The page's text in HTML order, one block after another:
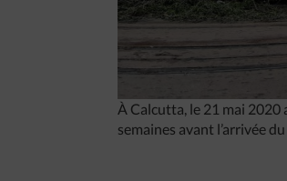
À Calcutta, le 21 mai 2020
semaines avant l’arrivée